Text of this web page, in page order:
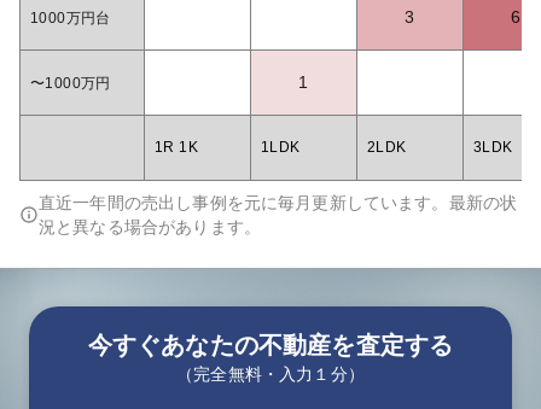
1000万円台 3 6
〜1000万円 1
1R 1K 1LDK 2LDK 3LDK
直近一年間の売出し事例を元に毎月更新しています。最新の状
況と異なる場合があります。
今すぐあなたの不動産を査定する
（完全無料・入力１分）